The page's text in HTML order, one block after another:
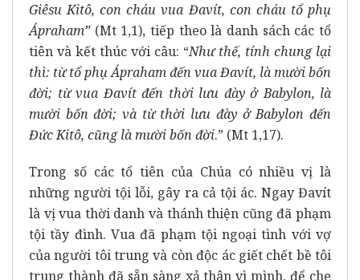
Giêsu Kitô, con cháu vua Đavít, con cháu tổ phụ
Ápraham”(Mt 1,1), tiếp theo là danh sách các tổ
tiên và kết thúc với câu: “Như thế, tính chung lại
thì: từ tổ phụ Ápraham đến vua Đavít, là mười bốn
đời; từ vua Đavít đến thời lưu đày ở Babylon, là
mười bốn đời; và từ thời lưu đày ở Babylon đến
Đức Kitô, cũng là mười bốn đời.” (Mt 1,17).
Trong số các tổ tiên của Chúa có nhiều vị là
những người tội lỗi, gây ra cả tội ác. Ngay Đavít
là vị vua thời danh và thánh thiện cũng đã phạm
tội tầy đình. Vua đã phạm tội ngoại tình với vợ
của người tôi trung và còn độc ác giết chết bề tôi
trung thành đã sẵn sàng xả thân vì mình, để che